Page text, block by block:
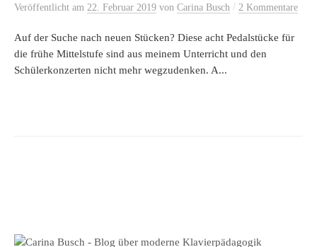
Veröffentlicht am 22. Februar 2019 von Carina Busch / 2 Kommentare
Auf der Suche nach neuen Stücken? Diese acht Pedalstücke für
die frühe Mittelstufe sind aus meinem Unterricht und den
Schülerkonzerten nicht mehr wegzudenken. A...